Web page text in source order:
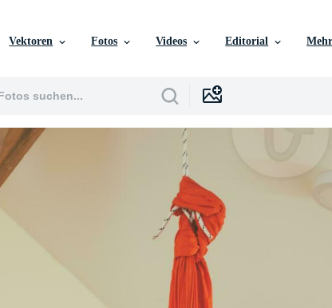
Vektoren Fotos Videos Editorial Mehr